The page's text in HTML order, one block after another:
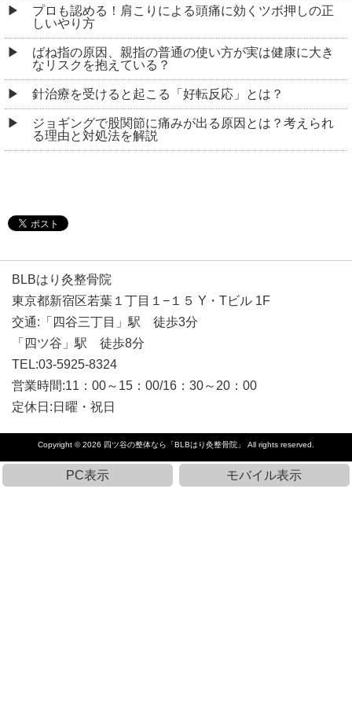
プロも認める！肩こりによる頭痛に効くツボ押しの正
しいやり方
ばね指の原因、親指の普通の使い方が実は健康に大き
なリスクを抱えている？
針治療を受けると起こる「好転反応」とは？
ジョギングで股関節に痛みが出る原因とは？考えられ
る理由と対処法を解説
BLBはり灸整骨院
東京都新宿区若葉１丁目１−１５ Y・Tビル 1F
交通:「四谷三丁目」駅 徒歩3分
「四ツ谷」駅 徒歩8分
TEL:03-5925-8324
営業時間:11：00～15：00/16：30～20：00
定休日:日曜・祝日
Copyright © 2026 四ツ谷の整体なら「BLBはり灸整骨院」 All rights reserved.
PC表示 モバイル表示